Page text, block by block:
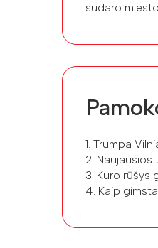
sudaro
1. Trumpa
2.
3. Kuro rūšys
4. Kaip